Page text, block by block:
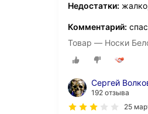
Недостатки:
Комментарий:
Товар — Носки
Сергей
192 отзыва
25